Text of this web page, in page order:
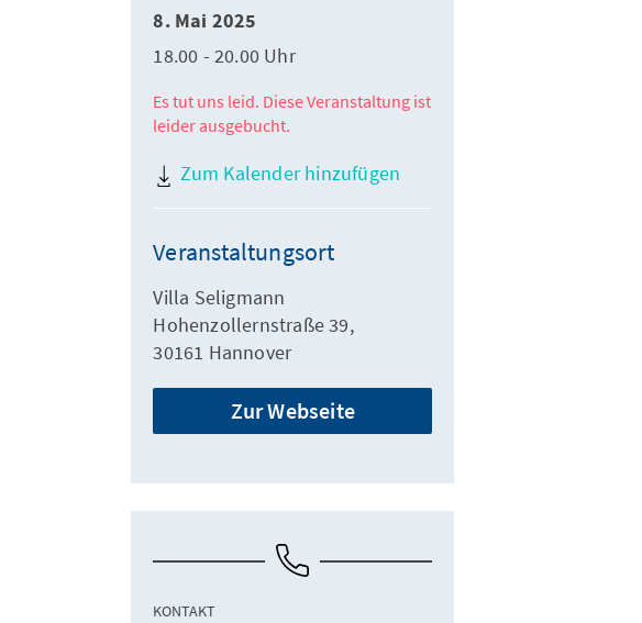
8. Mai 2025
18.00 - 20.00 Uhr
Es tut uns leid. Diese Veranstaltung ist
leider ausgebucht.
Zum Kalender hinzufügen
Veranstaltungsort
Villa Seligmann
Hohenzollernstraße 39,
30161 Hannover
Zur Webseite
KONTAKT